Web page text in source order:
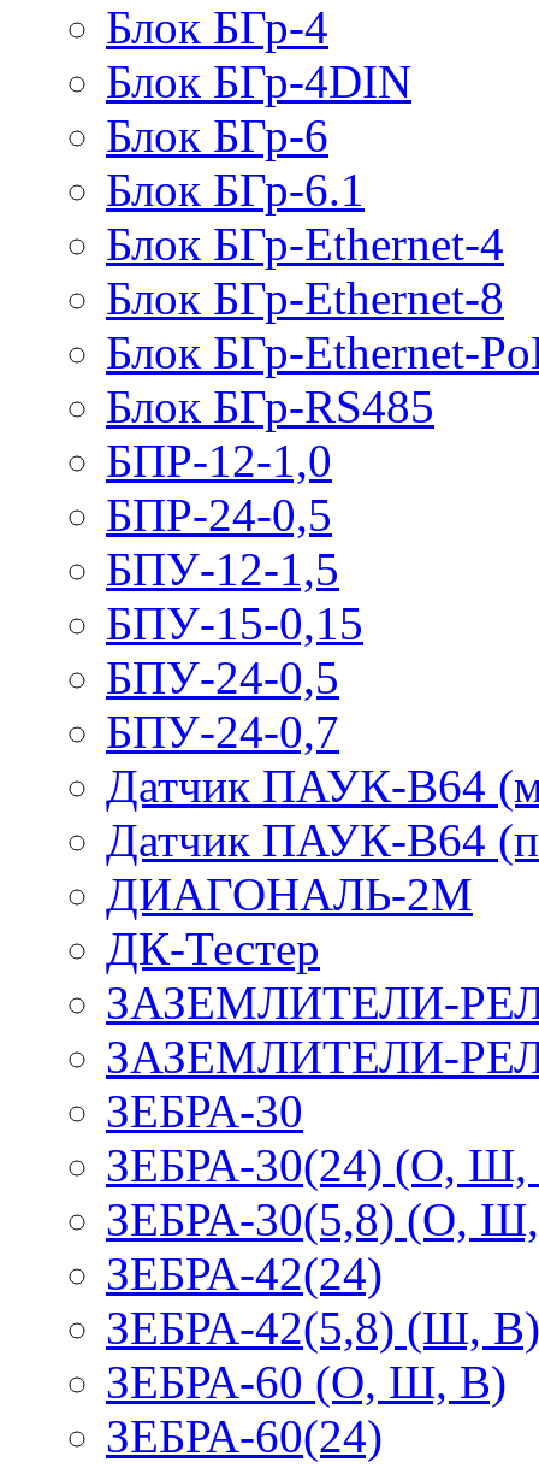
Блок БГр-4
Блок БГр-4DIN
Блок БГр-6
Блок БГр-6.1
Блок БГр-Ethernet-4
Блок БГр-Ethernet-8
Блок БГр-Ethernet-
Блок БГр-RS485
БПР-12-1,0
БПР-24-0,5
БПУ-12-1,5
БПУ-15-0,15
БПУ-24-0,5
БПУ-24-0,7
Датчик ПАУК-В64
Датчик ПАУК-В64
ДИАГОНАЛЬ-2М
ДК-Тестер
ЗАЗЕМЛИТЕЛИ-
ЗАЗЕМЛИТЕЛИ-
ЗЕБРА-30
ЗЕБРА-30(24) (О,
ЗЕБРА-30(5,8) (О,
ЗЕБРА-42(24)
ЗЕБРА-42(5,8) (Ш, В)
ЗЕБРА-60 (О, Ш, В)
ЗЕБРА-60(24)